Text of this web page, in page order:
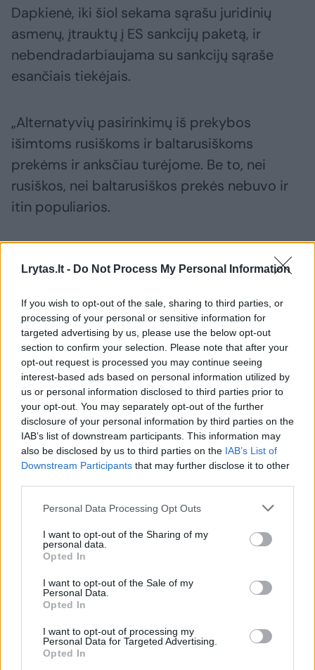
Lrytas.lt - Do Not Process My Personal Information
If you wish to opt-out of the sale, sharing to third parties, or
processing of your personal or sensitive information for
targeted advertising by us, please use the below opt-out
section to confirm your selection. Please note that after your
opt-out request is processed you may continue seeing
interest-based ads based on personal information utilized by
us or personal information disclosed to third parties prior to
your opt-out. You may separately opt-out of the further
disclosure of your personal information by third parties on the
IAB’s list of downstream participants. This information may
also be disclosed by us to third parties on the IAB’s List of
Downstream Participants that may further disclose it to other
Personal Data Processing Opt Outs
I want to opt-out of the Sharing of my
personal data.
Opted In
I want to opt-out of the Sale of my
Personal Data.
Opted In
I want to opt-out of processing my
Personal Data for Targeted Advertising.
Opted In
Dapkienė, iki šiol sekama sąrašu juridinių
asmenų, įtrauktų į ES sankcijų paketą, ir
nebendradarbiaujama su sankcijų sąraše
esančiais tiekėjais.
„Alternatyvių pasirinkimų iš prekybos
išimtoms rusiškoms ir baltarusiškoms
prekėms ir anksčiau turėjome. Be to, nei
rusiškos, nei baltarusiškos prekės nebuvo ir
itin populiarios.
Anksčiau rusiškos kilmės prekių pardavimai
tesudarė 0,8 proc. nuo visų mūsų prekybos
tinklo pardavimų. Didžiausią Rusijoje
pagamintos produkcijos pardavimų dalį
sudarė alkoholiniai gėrimai, sausi
pusfabrikačiai ir padažai. Mažesnę dalį –
arbata pakeliuose bei sausa bakalėja,
pavyzdžiui, saulėgrąžos.
Tuo tarpu baltarusiškos kilmės prekės sudarė
dar mažesnę dalį – vos 0,5 proc. nuo visų
mūsų tinklo pardavimų. Tai buvo alkoholiniai
ir nealkoholiniai gėrimai, žuvies konservai,
hematogenas ir kt.“, – portalui lrytas.ltsakė
E.Dapkienė.
Blokavo pardavimą per kasas
Iš prekybos tinklo „Iki“ asortimento visos